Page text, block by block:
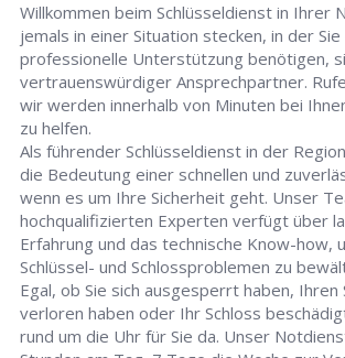
Willkommen beim Schlüsseldienst in Ihrer
jemals in einer Situation stecken, in der
professionelle Unterstützung benötigen,
vertrauenswürdiger Ansprechpartner.
wir werden innerhalb von Minuten bei
zu helfen.
Als führender Schlüsseldienst in der
die Bedeutung einer schnellen und
wenn es um Ihre Sicherheit geht. Unser
hochqualifizierten Experten verfügt über
Erfahrung und das technische Know-how,
Schlüssel- und Schlossproblemen zu
Egal, ob Sie sich ausgesperrt haben, Ihren
verloren haben oder Ihr Schloss
rund um die Uhr für Sie da. Unser